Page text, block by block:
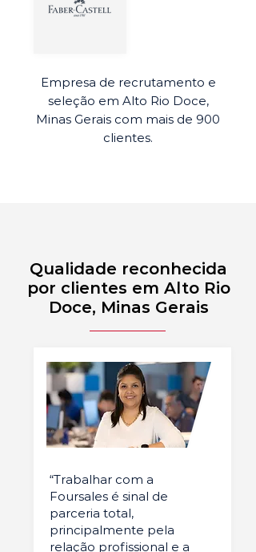
Empresa de recrutamento e
seleção em Alto Rio Doce,
Minas Gerais com mais de 900
clientes.
Qualidade reconhecida
por clientes em Alto Rio
Doce, Minas Gerais
“Trabalhar com a
Foursales é sinal de
parceria total,
principalmente pela
relação profissional e a